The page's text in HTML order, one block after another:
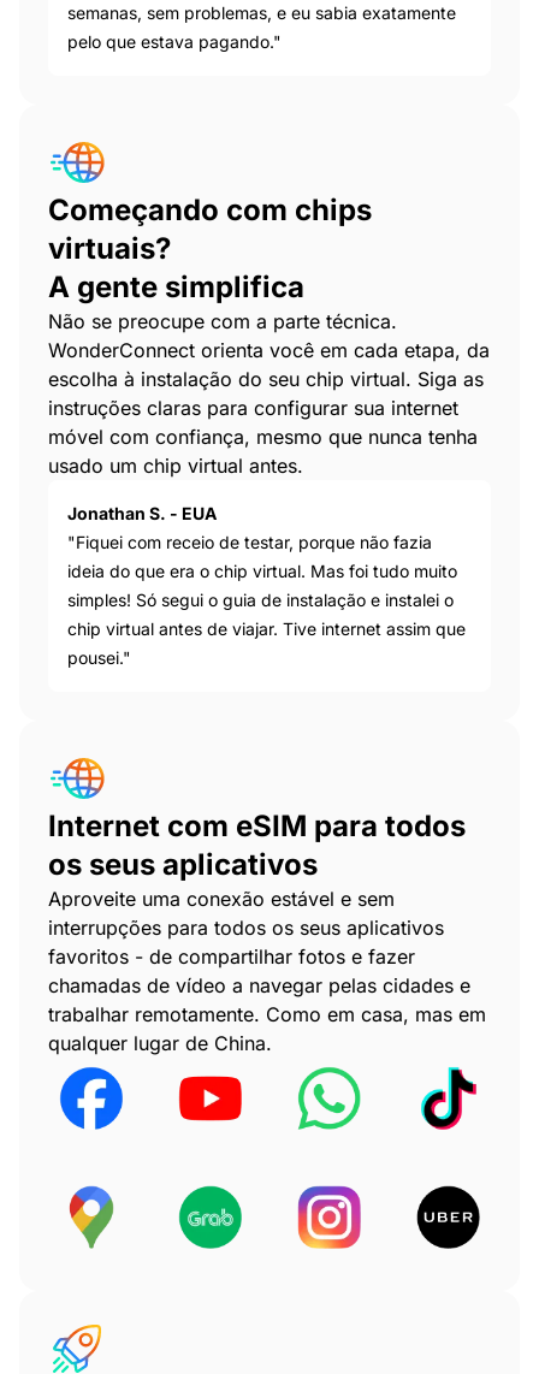
semanas, sem problemas, e eu sabia exatamente
pelo que estava pagando."
Começando com chips
virtuais?
A gente simplifica
Não se preocupe com a parte técnica.
WonderConnect orienta você em cada etapa, da
escolha à instalação do seu chip virtual. Siga as
instruções claras para configurar sua internet
móvel com confiança, mesmo que nunca tenha
usado um chip virtual antes.
Jonathan S. - EUA
"Fiquei com receio de testar, porque não fazia
ideia do que era o chip virtual. Mas foi tudo muito
simples! Só segui o guia de instalação e instalei o
chip virtual antes de viajar. Tive internet assim que
pousei."
Internet com eSIM para todos
os seus aplicativos
Aproveite uma conexão estável e sem
interrupções para todos os seus aplicativos
favoritos - de compartilhar fotos e fazer
chamadas de vídeo a navegar pelas cidades e
trabalhar remotamente. Como em casa, mas em
qualquer lugar de China.